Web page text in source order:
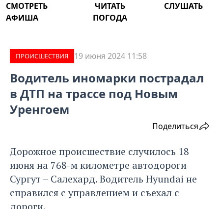
СМОТРЕТЬ ЧИТАТЬ
СЛУШАТЬ
АФИША
ПОГОДА
ПРОИCШЕСТВИЯ 19 июня 2024 11:58
Водитель иномарки пострадал
в ДТП на трассе под Новым
Уренгоем
Поделиться
Дорожное происшествие случилось 18
июня на 768-м километре автодороги
Сургут – Салехард. Водитель Hyundai не
справился с управлением и съехал с